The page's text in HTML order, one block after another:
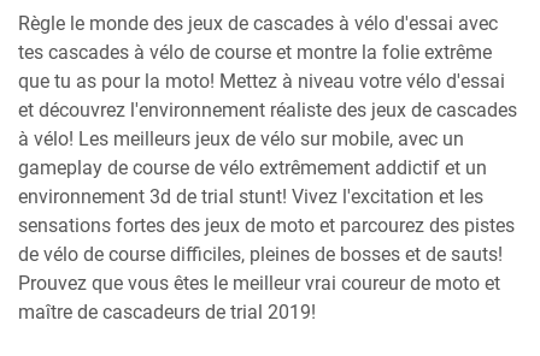
Règle le monde des jeux de cascades à vélo d'essai avec
tes cascades à vélo de course et montre la folie extrême
que tu as pour la moto! Mettez à niveau votre vélo d'essai
et découvrez l'environnement réaliste des jeux de cascades
à vélo! Les meilleurs jeux de vélo sur mobile, avec un
gameplay de course de vélo extrêmement addictif et un
environnement 3d de trial stunt! Vivez l'excitation et les
sensations fortes des jeux de moto et parcourez des pistes
de vélo de course difficiles, pleines de bosses et de sauts!
Prouvez que vous êtes le meilleur vrai coureur de moto et
maître de cascadeurs de trial 2019!